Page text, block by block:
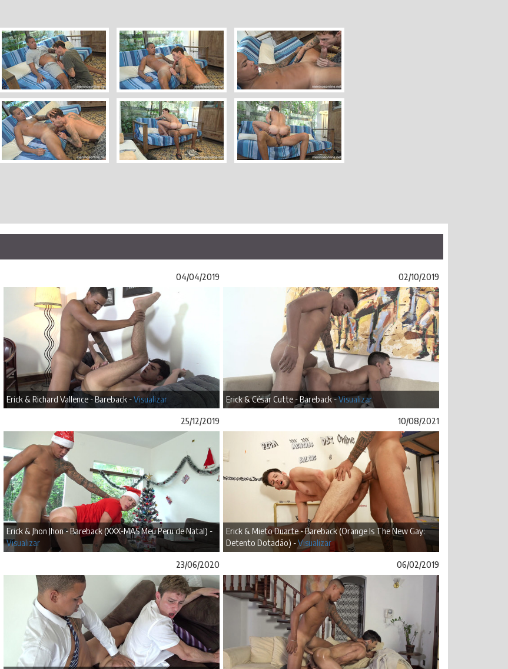
04/04/2019
Erick & Richard Vallence - Bareback -Visualizar
02/10/2019
Erick & César Cutte - Bareback -Visualizar
25/12/2019
Erick & Jhon Jhon - Bareback (XXX-MAS Meu Peru de Natal) -
Visualizar
10/08/2021
Erick & Mieto Duarte - Bareback (Orange Is The New Gay:
Detento Dotadão) -Visualizar
23/06/2020 06/02/2019